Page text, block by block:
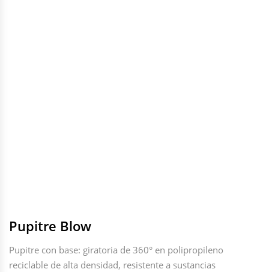
Pupitre Blow
Pupitre con base: giratoria de 360° en polipropileno
reciclable de alta densidad, resistente a sustancias